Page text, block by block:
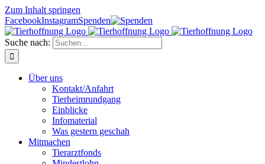
Zum Inhalt springen
FacebookInstagramSpenden
Suche nach:
Über uns
Kontakt/Anfahrt
Tierheimrundgang
Einblicke
Infomaterial
Was gestern geschah
Mitmachen
Tierarztfonds